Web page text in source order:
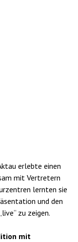
erlebte einen
mit Vertretern
lernten sie
und den
zu zeigen.
mit